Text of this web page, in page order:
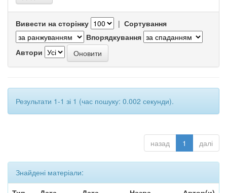
Вивести на сторінку | Сортування
Впорядкування
Автори
Результати 1-1 зі 1 (час пошуку: 0.002 секунди).
назад 1 далі
Знайдені матеріали: